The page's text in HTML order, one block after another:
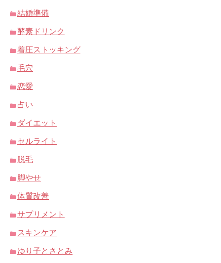
結婚準備
酵素ドリンク
着圧ストッキング
毛穴
恋愛
占い
ダイエット
セルライト
脱毛
脚やせ
体質改善
サプリメント
スキンケア
ゆり子とさとみ